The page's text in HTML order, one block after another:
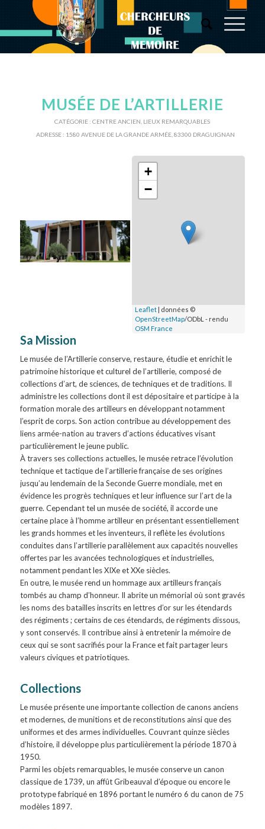
MUSÉE DE L’ARTILLERIE
CATÉGORIE :CENTRE ANCIEN LIEUX REMARQUABLES
ADRESSE : 1580 AVENUE DE LA GRANDE ARMÉE, 83300 DRAGUIGNAN
+
−
Leaflet | données ©
OpenStreetMap/ODbL - rendu
OSM France
Sa Mission
Le musée de l’Artillerie conserve, restaure, étudie et enrichit le
patrimoine historique et culturel de l’artillerie, composé de
collections d’art, de sciences, de techniques et de traditions. Il
administre les collections dont il est dépositaire et participe à la
formation morale des artilleurs en développant notamment
l’esprit de corps. Son action contribue au développement des
liens armée-nation au travers d’actions éducatives visant
particulièrement le jeune public.
À travers ses collections actuelles, le musée retrace l’évolution
technique et tactique de l’artillerie française de ses origines
jusqu’au lendemain de la Seconde Guerre mondiale, met en
évidence les progrès techniques et leur influence sur l’art de la
guerre. Cependant tel un musée de société, il accorde une
certaine place à l’homme artilleur en présentant essentiellement
les grands hommes et les inventeurs, il reflète les évolutions
conduites dans l’artillerie parallèlement aux capacités nouvelles
offertes par les avancées technologiques et industrielles,
notamment pendant les XIXe et XXe siècles.
En outre, le musée rend un hommage aux artilleurs français
tombés au champ d’honneur. Il abrite un mémorial où sont gravés
les noms des batailles inscrits en lettres d’or sur les étendards
des régiments ; certains de ces étendards, de régiments dissous,
y sont conservés. Il contribue ainsi à entretenir la mémoire de
ceux qui se sont sacrifiés pour la France et fait partager leurs
valeurs civiques et patriotiques.
Collections
Le musée présente une importante collection de canons anciens
et modernes, de munitions et de reconstitutions ainsi que des
uniformes et des armes individuelles. Couvrant quinze siècles
d’histoire, il développe plus particulièrement la période 1870 à
1950.
Parmi les objets remarquables, le musée conserve un canon
classique de 1739, un affût Gribeauval d’époque ou encore le
prototype fabriqué en 1896 portant le numéro 6 du canon de 75
modèles 1897.